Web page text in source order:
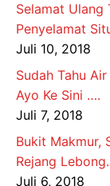
Selamat Ulang
Penyelamat
Juli 10, 2018
Sudah Tahu
Ayo Ke Sini ….
Juli 7, 2018
Bukit Makmur,
Rejang
Juli 6, 2018